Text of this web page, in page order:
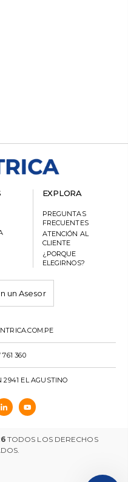
EXPLORA
PREGUNTAS
FRECUENTES
ATENCIÓN AL
CLIENTE
¿PORQUE
ELEGIRNOS?
un Asesor
761 360
2941 EL AGUSTINO
TODOS LOS DERECHOS